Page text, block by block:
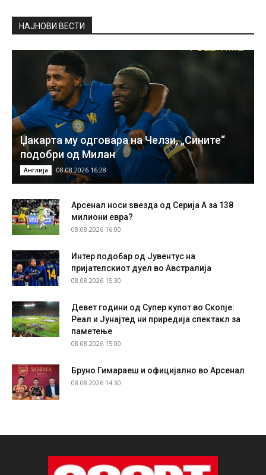
НAЈНОВИ ВЕСТИ
Џакарта му одговара на Челзи, „Сините“
подобри од Милан
Англија 08.08.2026 16:28
Арсенал носи ѕвезда од Серија А за 138
милиони евра?
08.08.2026 16:00
Интер подобар од Јувентус на
пријателскиот дуел во Австралија
08.08.2026 15:30
Девет години од Супер купот во Скопје:
Реал и Јунајтед ни приредија спектакл за
паметење
08.08.2026 15:00
Бруно Гимараеш и официјално во Арсенал
08.08.2026 14:30